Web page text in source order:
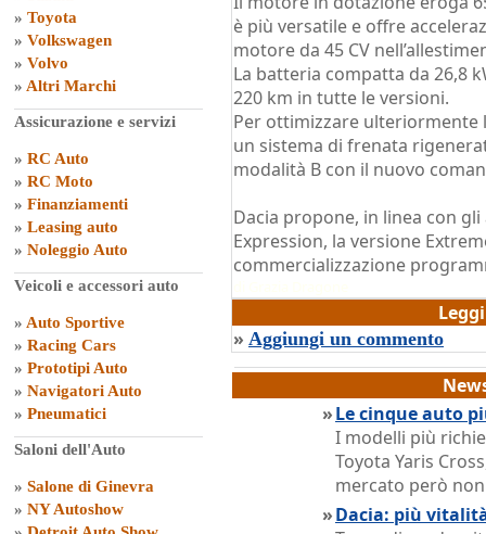
» Toyota
» Volkswagen
» Volvo
» Altri Marchi
Assicurazione e servizi
» RC Auto
» RC Moto
» Finanziamenti
» Leasing auto
» Noleggio Auto
Veicoli e accessori auto
» Auto Sportive
» Racing Cars
» Prototipi Auto
» Navigatori Auto
» Pneumatici
Saloni dell'Auto
» Salone di Ginevra
» NY Autoshow
è più versatile e offre
motore da 45 CV
La batteria compatta da 26,8
220 km in tutte le versioni.
Per ottimizzare ulteriormente
un sistema di frenata
modalità B con il nuovo
Dacia propone, in linea con
Expression, la versione
commercializzazione
» Aggiungi un commento
»Le cinque auto
I modelli più
Toyota Yaris
mercato però
»Dacia: più